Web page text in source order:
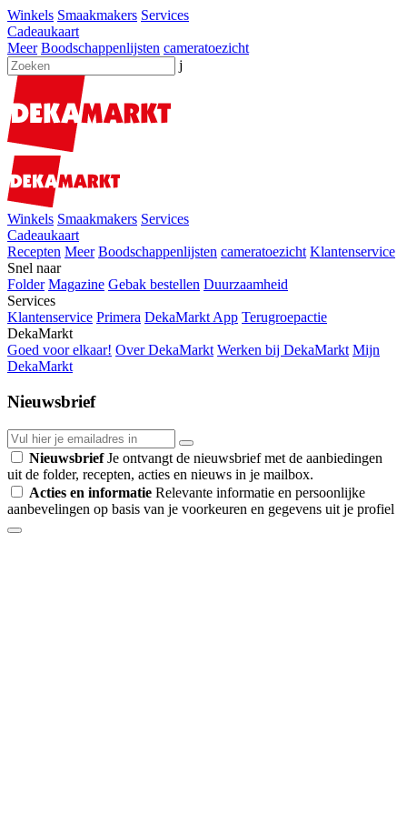
Winkels Smaakmakers Services
Cadeaukaart
Meer Boodschappenlijsten cameratoezicht
j
Winkels Smaakmakers Services
Cadeaukaart
Recepten Meer Boodschappenlijsten cameratoezicht Klantenservice
Snel naar
Folder Magazine Gebak bestellen Duurzaamheid
Services
Klantenservice Primera DekaMarkt App Terugroepactie
DekaMarkt
Goed voor elkaar! Over DekaMarkt Werken bij DekaMarkt Mijn
DekaMarkt
Nieuwsbrief
NieuwsbriefJe ontvangt de nieuwsbrief met de aanbiedingen
uit de folder, recepten, acties en nieuws in je mailbox.
Acties en informatie Relevante informatie en persoonlijke
aanbevelingen op basis van je voorkeuren en gegevens uit je profiel